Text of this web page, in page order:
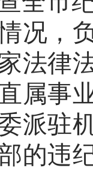
况，
法律
属事
派驻
的违